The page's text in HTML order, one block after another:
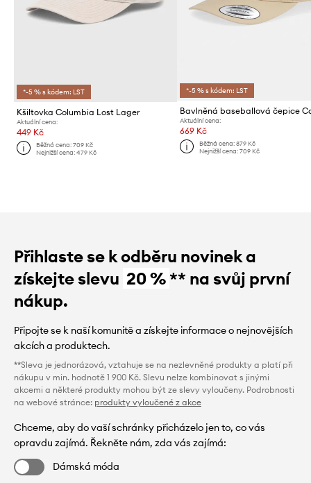
*-5 % s kódem: LST
Kšiltovka Columbia Lost Lager
Aktuální cena:
449 Kč
Běžná cena:709 Kč
Nejnižší cena:479 Kč
*-5 % s kódem: LST
Aktuální cena:
669 Kč
Běžná cena: 879 Kč
Nejnižší cena: 709 Kč
Přihlaste se k odběru novinek a
získejte slevu 20 %** na svůj první
nákup.
Připojte se k naší komunitě a získejte informace o nejnovějších
akcích a produktech.
**Sleva je jednorázová, vztahuje se na nezlevněné produkty a platí při
nákupu v min. hodnotě 1 900 Kč. Slevu nelze kombinovat s jinými
akcemi a některé produkty mohou být ze slevy vyloučeny. Podrobnosti
na webové stránce: produkty vyloučené z akce
Chceme, aby do vaší schránky přicházelo jen to, co vás
opravdu zajímá. Řekněte nám, zda vás zajímá:
Dámská móda